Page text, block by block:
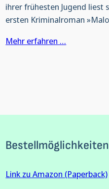
ihrer frühesten Jugend liest
ersten Kriminalroman
Mehr erfahren …
Bestellmöglichkeiten
Link zu Amazon (Paperback)